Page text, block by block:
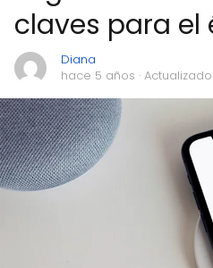
claves para el
Diana
hace 5 años ·